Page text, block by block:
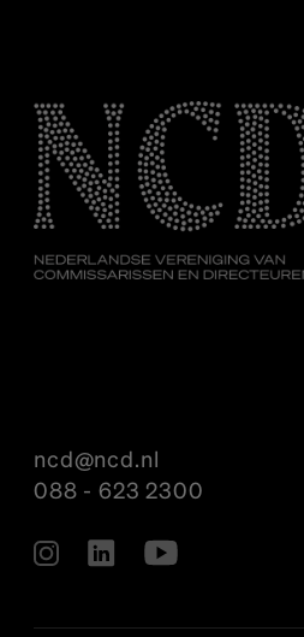
ncd@ncd.nl
088 - 623 2300